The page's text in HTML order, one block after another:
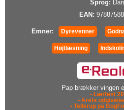
Sprog:
EAN:
Emner: Dyrevenner
Højtlæsning
Pap brækker vingen
• Lærfest
• Årets
• Tellerup på